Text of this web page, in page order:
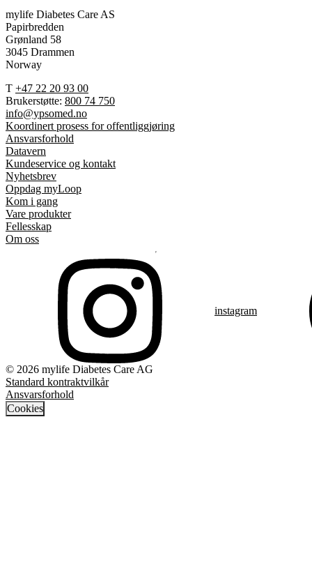
mylife Diabetes Care AS
Papirbredden
Grønland 58
3045 Drammen
Norway
T +47 22 20 93 00
Brukerstøtte: 800 74 750
info@ypsomed.no
Koordinert prosess for offentliggjøring
Ansvarsforhold
Datavern
Kundeservice og kontakt
Nyhetsbrev
Oppdag myLoop
Kom i gang
Vare produkter
Fellesskap
Om oss
instagram
© 2026 mylife Diabetes Care AG
Standard kontraktvilkår
Ansvarsforhold
Cookies